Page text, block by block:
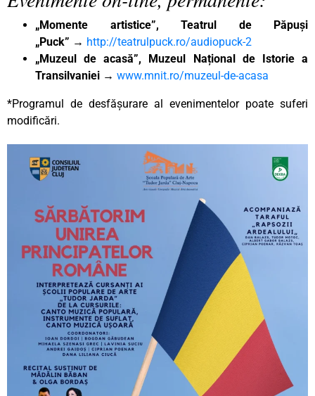
„Momente artistice”, Teatrul de Păpuși
„Puck” → http://teatrulpuck.ro/audiopuck-2
„Muzeul de acasă”, Muzeul Național de Istorie a
Transilvaniei → www.mnit.ro/muzeul-de-acasa
*Programul de desfășurare al evenimentelor poate suferi
modificări.